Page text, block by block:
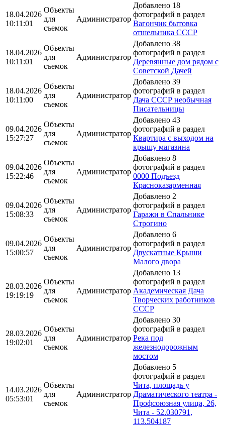
18.04.2026
10:11:01
Объекты
для
съемок
Администратор
Добавлено 18
фотографий в раздел
Вагончик бытовка
отшельника СССР
18.04.2026
10:11:01
Объекты
для
съемок
Администратор
Добавлено 38
фотографий в раздел
Деревянные дом рядом с
Советской Дачей
18.04.2026
10:11:00
Объекты
для
съемок
Администратор
Добавлено 39
фотографий в раздел
Дача СССР необычная
Писательницы
09.04.2026
15:27:27
Объекты
для
съемок
Администратор
Добавлено 43
фотографий в раздел
Квартира с выходом на
крышу магазина
09.04.2026
15:22:46
Объекты
для
съемок
Администратор
Добавлено 8
фотографий в раздел
0000 Подъезд
Красноказарменная
09.04.2026
15:08:33
Объекты
для
съемок
Администратор
Добавлено 2
фотографий в раздел
Гаражи в Спальнике
Строгино
09.04.2026
15:00:57
Объекты
для
съемок
Администратор
Добавлено 6
фотографий в раздел
Двускатные Крыши
Малого двора
28.03.2026
19:19:19
Объекты
для
съемок
Администратор
Добавлено 13
фотографий в раздел
Академическая Дача
Творческих работников
СССР
28.03.2026
19:02:01
Объекты
для
съемок
Администратор
Добавлено 30
фотографий в раздел
Река под
железнодорожным
мостом
14.03.2026
05:53:01
Объекты
для
съемок
Администратор
Добавлено 5
фотографий в раздел
Чита, площадь у
Драматического театра -
Профсоюзная улица, 26,
Чита - 52.030791,
113.504187